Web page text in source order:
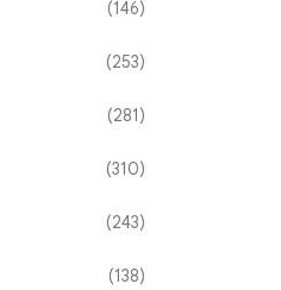
(146)
(253)
(281)
(310)
(243)
(138)